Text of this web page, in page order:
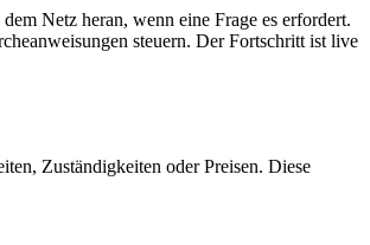
Netz heran, wenn eine Frage es erfordert.
steuern. Der Fortschritt ist live
Zuständigkeiten oder Preisen. Diese